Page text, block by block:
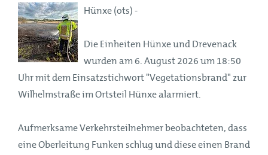
Hünxe (ots) -
Die Einheiten Hünxe und Drevenack
wurden am 6. August 2026 um 18:50
Uhr mit dem Einsatzstichwort "Vegetationsbrand" zur
Wilhelmstraße im Ortsteil Hünxe alarmiert.
Aufmerksame Verkehrsteilnehmer beobachteten, dass
eine Oberleitung Funken schlug und diese einen Brand